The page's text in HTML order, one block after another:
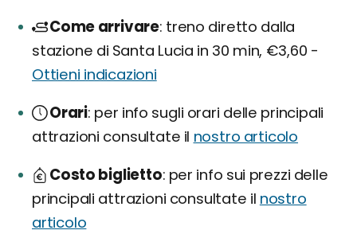
Come arrivare treno diretto dalla
stazione di Santa Lucia in 30 min, €3,60 -
Ottieni indicazioni
Orari per info sugli orari delle principali
attrazioni consultate il nostro articolo
Costo biglietto per info sui prezzi delle
principali attrazioni consultate il nostro
articolo